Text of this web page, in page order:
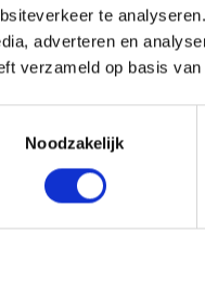
te analyseren.
adverteren en
verzameld op basis
Noodzakelijk